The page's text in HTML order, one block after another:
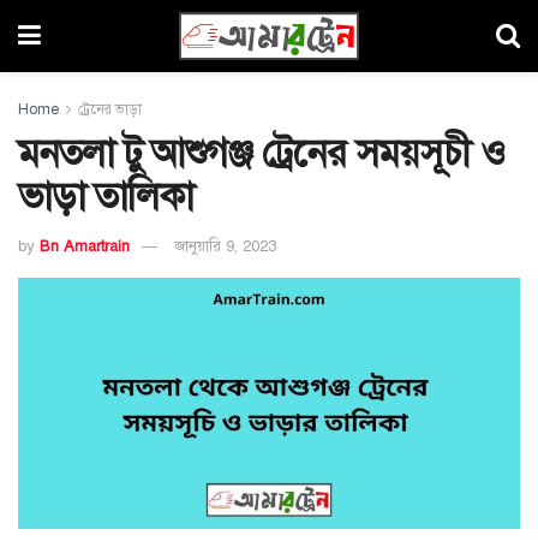
Home ট্রেনের ভাড়া
মনতলা টু আশুগঞ্জ ট্রেনের সময়সূচী ও
ভাড়া তালিকা
by Bn Amartrain জানুয়ারি 9, 2023